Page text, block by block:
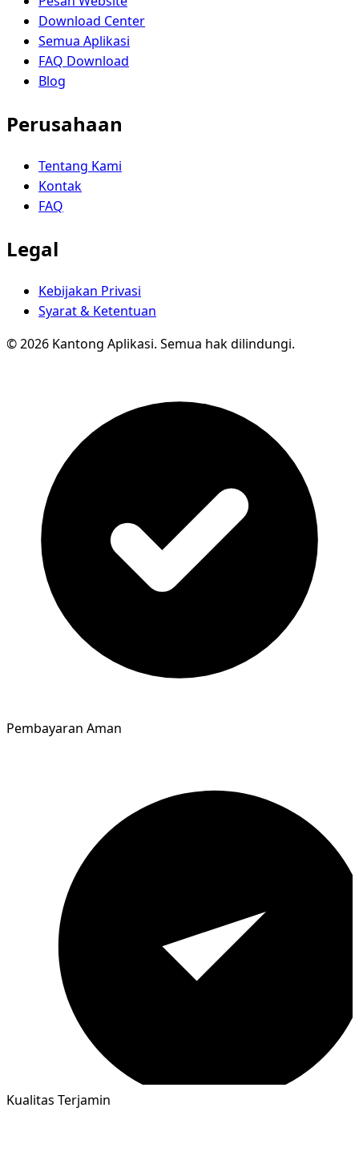
Download Center
Semua Aplikasi
FAQ Download
Blog
Perusahaan
Tentang Kami
Kontak
FAQ
Legal
Kebijakan Privasi
Syarat & Ketentuan
© 2026 Kantong Aplikasi. Semua hak dilindungi.
Pembayaran Aman
Kualitas Terjamin